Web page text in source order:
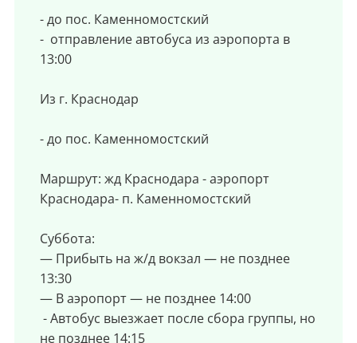
- до пос. Каменномостский
- отправление автобуса из аэропорта в
13:00
Из г. Краснодар
- до пос. Каменномостский
Маршрут: жд Краснодара - аэропорт
Краснодара- п. Каменномостский
Суббота:
— Прибыть на ж/д вокзал — не позднее
13:30
— В аэропорт — не позднее 14:00
- Автобус выезжает после сбора группы, но
не позднее 14:15